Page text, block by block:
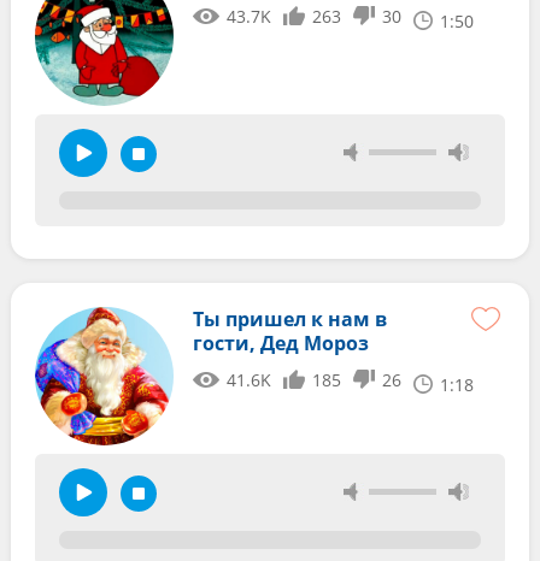
43.7K 263 30 1:50
Ты пришел к нам в
гости, Дед Мороз
41.6K 185 26 1:18